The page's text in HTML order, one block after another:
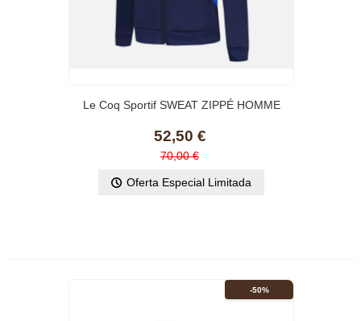
Le Coq Sportif SWEAT ZIPPÉ HOMME
52,50 €
70,00 €
Oferta Especial Limitada
-50%